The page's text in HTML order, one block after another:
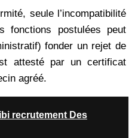
seule l’incompatibilité
fonctions postulées peut
fonder un rejet de
attesté par un certificat
agréé.
recrutement Des